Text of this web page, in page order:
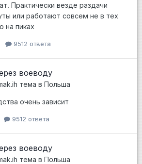
Практически везде раздачи
или работают совсем не в тех
на пиках
9512 ответа
воеводу
тема в Польша
очень зависит
9512 ответа
воеводу
тема в Польша